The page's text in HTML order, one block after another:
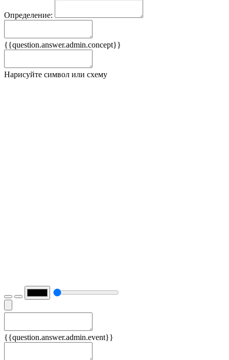
Определение:
{{question.answer.admin.concept}}
Нарисуйте символ или схему
{{question.answer.admin.event}}